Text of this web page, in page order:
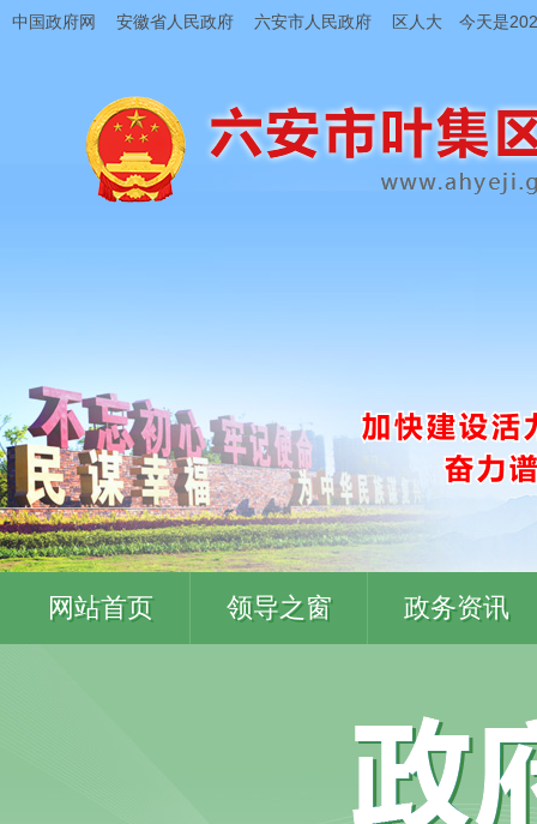
中国政府网 安徽省人民政府 六安市人民政府 区人大 今天是
网站首页 领导之窗 政务资讯